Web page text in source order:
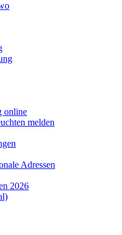
online
melden
Adressen
2026